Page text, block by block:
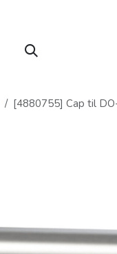
[4880755] Cap til